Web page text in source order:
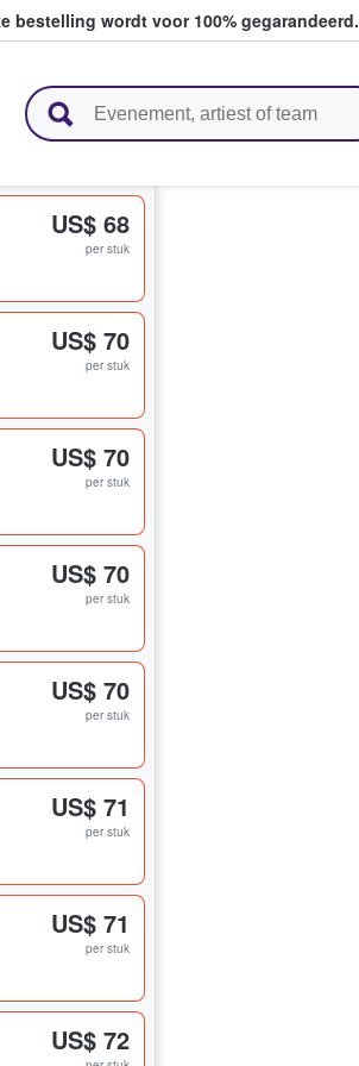
bestelling wordt voor 100% gegarandeerd.
US$ 68
per stuk
US$ 70
per stuk
US$ 70
per stuk
US$ 70
per stuk
US$ 70
per stuk
US$ 71
per stuk
US$ 71
per stuk
US$ 72